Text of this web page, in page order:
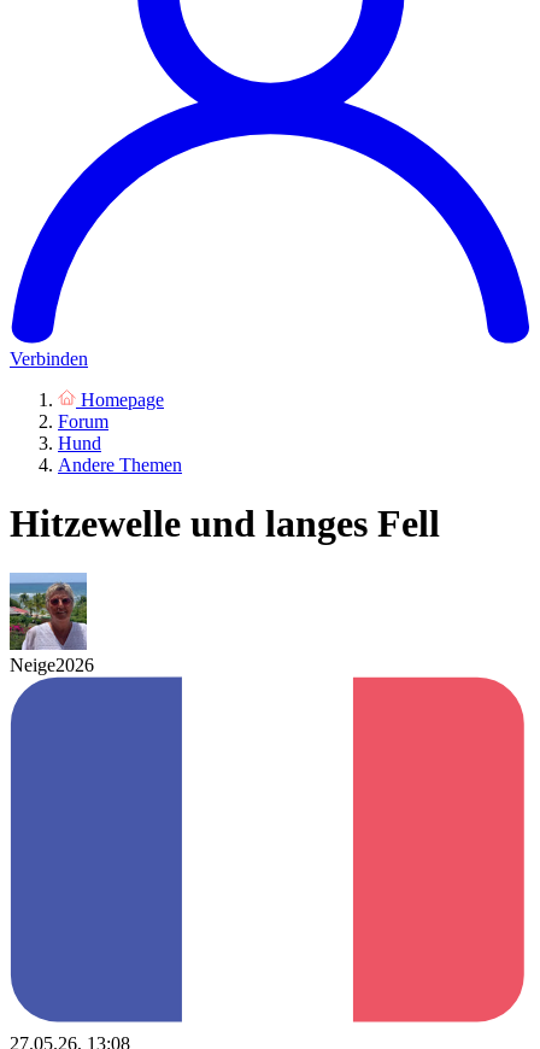
Verbinden
Homepage
Forum
Hund
Andere Themen
Hitzewelle und langes Fell
Neige2026
27.05.26, 13:08